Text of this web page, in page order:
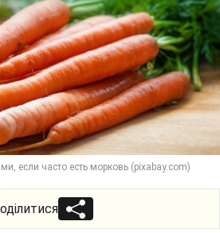
если часто есть морковь (pixabay.com)